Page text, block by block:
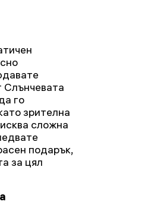
Слънчевата
го
зрителна
сложна
подарък,
за цял